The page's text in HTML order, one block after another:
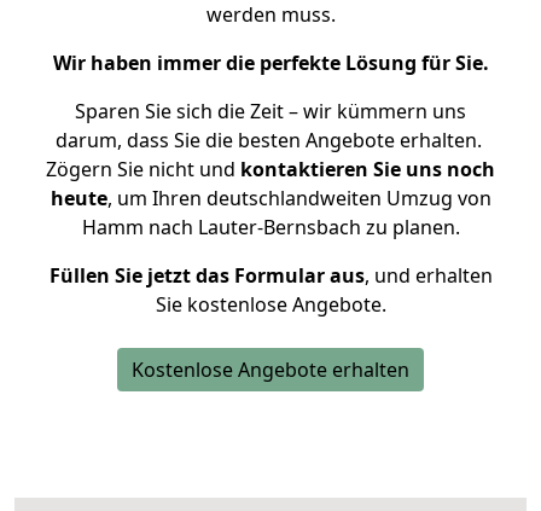
werden muss.
Wir haben immer die perfekte Lösung für Sie.
Sparen Sie sich die Zeit – wir kümmern uns
darum, dass Sie die besten Angebote erhalten.
Zögern Sie nicht und kontaktieren Sie uns noch
heute, um Ihren deutschlandweiten Umzug von
Hamm nach Lauter-Bernsbach zu planen.
Füllen Sie jetzt das Formular aus, und erhalten
Sie kostenlose Angebote.
Kostenlose Angebote erhalten